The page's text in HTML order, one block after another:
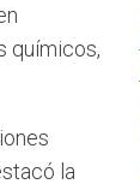
químicos,
la